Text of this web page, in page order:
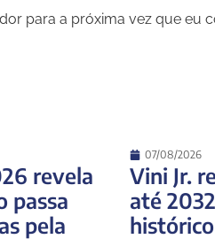
para a próxima vez que eu
revela
passa
pela
07/08/2026
Vini Jr.
até